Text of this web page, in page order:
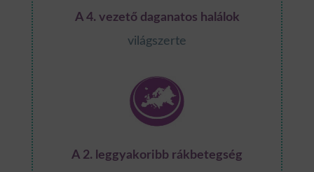
A 4. vezető daganatos halálok
világszerte
A 2. leggyakoribb rákbetegség